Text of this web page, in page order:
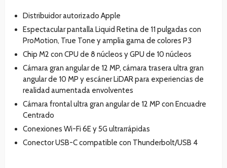
Distribuidor autorizado Apple
Espectacular pantalla Liquid Retina de 11 pulgadas con
ProMotion, True Tone y amplia gama de colores P3
Chip M2 con CPU de 8 núcleos y GPU de 10 núcleos
Cámara gran angular de 12 MP, cámara trasera ultra gran
angular de 10 MP y escáner LiDAR para experiencias de
realidad aumentada envolventes
Cámara frontal ultra gran angular de 12 MP con Encuadre
Centrado
Conexiones Wi-Fi 6E y 5G ultrarrápidas
Conector USB-C compatible con Thunderbolt/USB 4